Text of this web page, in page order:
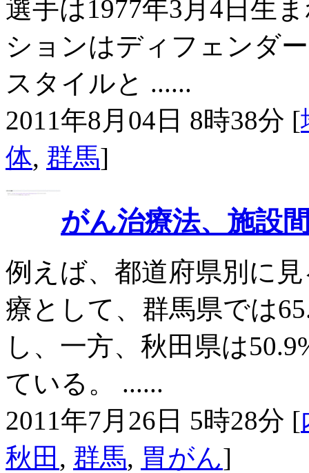
選手は1977年3月4日生
ションはディフェンダ
スタイルと ......
2011年8月04日 8時38分 [
体, 群馬]
がん治療法、施設
例えば、都道府県別に
療として、群馬県では
し、一方、秋田県は
ている。 ......
2011年7月26日 5時28分 [
秋田 , 群馬, 胃がん]